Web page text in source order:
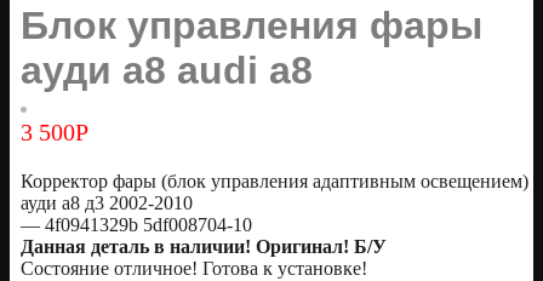
Блок управления фары
ауди а8 audi a8
3 500Р
Корректор фары (блок управления адаптивным освещением)
ауди а8 д3 2002-2010
— 4f0941329b 5df008704-10
Данная деталь в наличии! Оригинал! Б/У
Состояние отличное! Готова к установке!